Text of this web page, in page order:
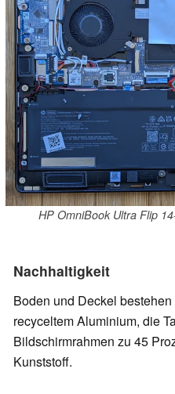
HP OmniBook Ultra Flip
Nachhaltigkeit
Boden und Deckel
recyceltem Aluminium, die
Bildschirmrahmen zu 45
Kunststoff.